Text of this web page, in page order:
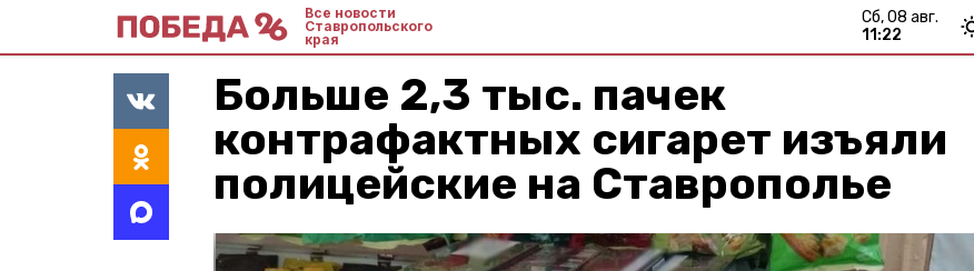
Все новости
Ставропольского
края
сб, 08 авг.
11:22
Больше 2,3 тыс. пачек
контрафактных сигарет изъяли
полицейские на Ставрополье